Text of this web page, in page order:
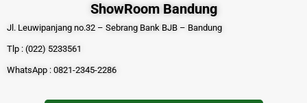
ShowRoom Bandung
Jl. Leuwipanjang no.32 – Sebrang Bank BJB – Bandung
Tlp : (022) 5233561
WhatsApp : 0821-2345-2286